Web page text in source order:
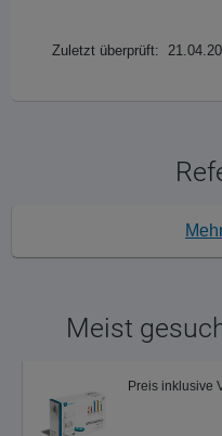
Zuletzt überprüft:
Meist
Preis inklusive